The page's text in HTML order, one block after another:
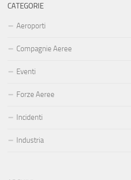
CATEGORIE
Aeroporti
Compagnie Aeree
Eventi
Forze Aeree
Incidenti
Industria